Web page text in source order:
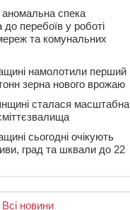
аномальна спека
до перебоїв у роботі
та комунальних
намолотили перший
зерна нового врожаю
сталася масштабна
сьогодні очікують
град та шквали до 22
Всі новини